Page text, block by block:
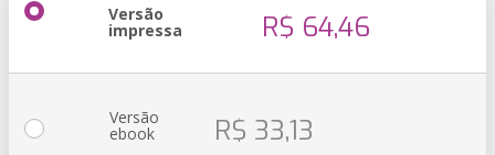
Versão
impressa R$ 64,46
Versão
ebook R$ 33,13